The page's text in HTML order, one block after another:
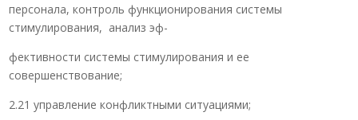
персонала, контроль функционирования системы
стимулирования, анализ эф-
фективности системы стимулирования и ее
совершенствование;
2.21 управление конфликтными ситуациями;